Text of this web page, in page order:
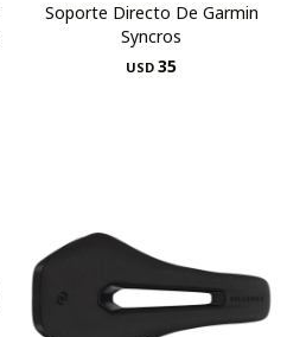
Soporte Directo De Garmin
Syncros
USD 35